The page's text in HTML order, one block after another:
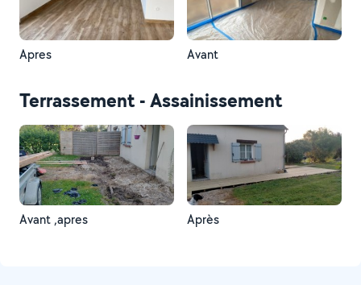
Apres Avant
Terrassement - Assainissement
Avant ,apres Après